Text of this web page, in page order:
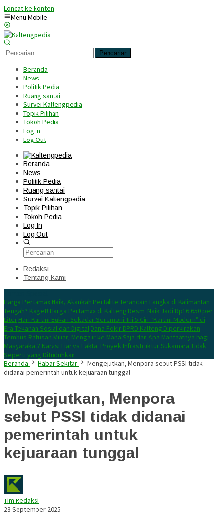
Loncat ke konten
Menu Mobile
Pencarian
Beranda
News
Politik Pedia
Ruang santai
Survei Kaltengpedia
Topik Pilihan
Tokoh Pedia
Log In
Log Out
Beranda
News
Politik Pedia
Ruang santai
Survei Kaltengpedia
Topik Pilihan
Tokoh Pedia
Log In
Log Out
Redaksi
Tentang Kami
Harga Pertamax Naik, Akankah Pertalite Terancam Langka di Kalimantan
Tengah? Kaget! Harga Pertamax di Kalteng Resmi Naik Jadi Rp16.650 per
Liter Hari Kartini Bukan Sekadar Seremoni: Ini 5 Ciri “Kartini Modern” di
Era Tekanan Sosial dan Digital Dana Pokir DPRD Kalteng Diperkirakan
Tembus Ratusan Miliar, Mengalir ke Mana Saja dan Apa Manfaatnya bagi
Masyarakat? Narasi Liar vs Fakta: Proyek Infrastruktur Sukamara Tidak
Seperti yang Dituduhkan
Beranda
Habar Sekitar
Mengejutkan, Menpora sebut PSSI tidak
didanai pemerintah untuk kejuaraan tunggal
Mengejutkan, Menpora
sebut PSSI tidak didanai
pemerintah untuk
kejuaraan tunggal
Tim Redaksi
23 September 2025